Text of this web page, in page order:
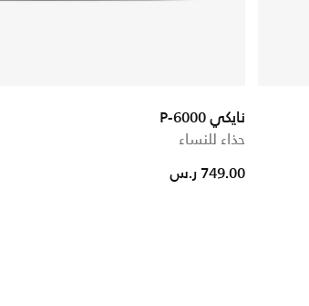
نايكي P-6000
حذاء للنساء
749.00 ر.س